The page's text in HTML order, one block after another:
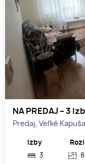
NA PREDAJ – 3
Predaj, Veľké
Izby
3